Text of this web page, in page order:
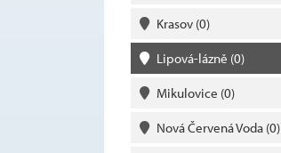
Krasov (0)
Lipová-lázně (0)
Mikulovice (0)
Nová Červená Voda (0)